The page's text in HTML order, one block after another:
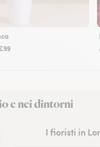
e nei dintorni
I fioristi in